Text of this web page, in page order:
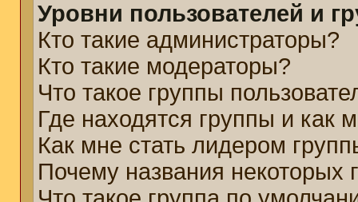
Уровни пользователей и
Кто такие администраторы?
Кто такие модераторы?
Что такое группы
Где находятся группы и как
Как мне стать лидером
Почему названия некоторых